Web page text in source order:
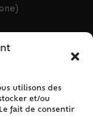
utilisons des
et/ou
fait de consentir